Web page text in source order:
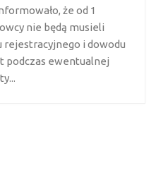
że od 1
nie będą musieli
rejestracyjnego i dowodu
podczas ewentualnej